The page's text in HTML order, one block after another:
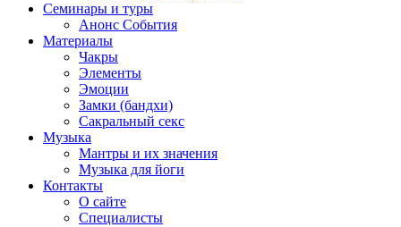
Семинары и туры
Анонс События
Материалы
Чакры
Элементы
Эмоции
Замки (бандхи)
Сакральный секс
Музыка
Мантры и их значения
Музыка для йоги
Контакты
О сайте
Специалисты